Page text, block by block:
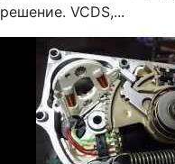
решение. VCDS,...